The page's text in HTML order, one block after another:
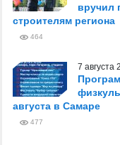
вручил
строителям региона
464
7 августа
августа в Самаре
477